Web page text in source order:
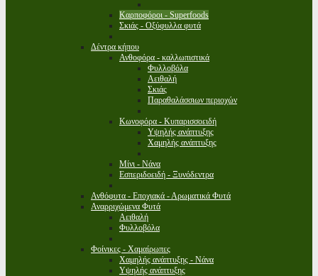
Καρποφόροι - Superfoods
Σκιάς - Οξύφυλλα φυτά
Δέντρα κήπου
Ανθοφόρα - καλλωπιστικά
Φυλλοβόλα
Αειθαλή
Σκιάς
Παραθαλάσσιων περιοχών
Κωνοφόρα - Κυπαρισσοειδή
Υψηλής ανάπτυξης
Χαμηλής ανάπτυξης
Μίνι - Νάνα
Εσπεριδοειδή - Ξυνόδεντρα
Ανθόφυτα - Εποχιακά - Αρωματικά Φυτά
Αναρριχώμενα Φυτά
Αειθαλή
Φυλλοβόλα
Φοίνικες - Χαμαίρωπες
Χαμηλής ανάπτυξης - Νάνα
Υψηλής ανάπτυξης